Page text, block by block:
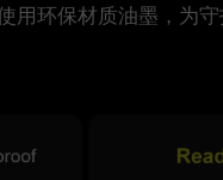
用环保材质油墨，为